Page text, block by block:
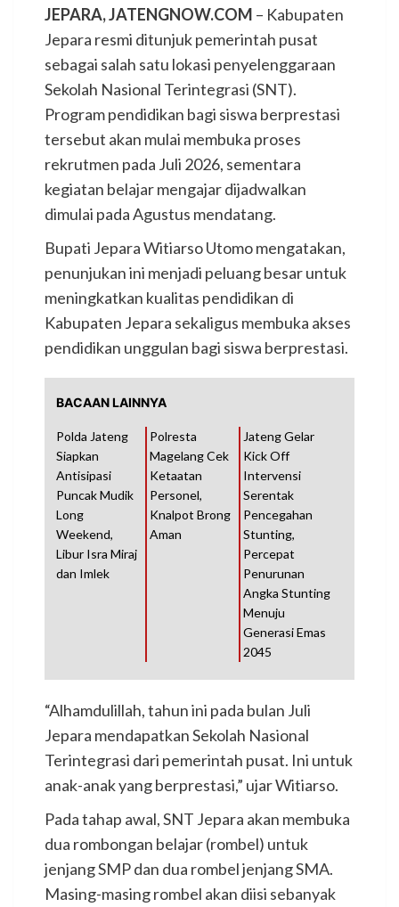
JEPARA, JATENGNOW.COM – Kabupaten
Jepara resmi ditunjuk pemerintah pusat
sebagai salah satu lokasi penyelenggaraan
Sekolah Nasional Terintegrasi (SNT).
Program pendidikan bagi siswa berprestasi
tersebut akan mulai membuka proses
rekrutmen pada Juli 2026, sementara
kegiatan belajar mengajar dijadwalkan
dimulai pada Agustus mendatang.
Bupati Jepara Witiarso Utomo mengatakan,
penunjukan ini menjadi peluang besar untuk
meningkatkan kualitas pendidikan di
Kabupaten Jepara sekaligus membuka akses
pendidikan unggulan bagi siswa berprestasi.
BACAAN LAINNYA
Polda Jateng
Siapkan
Antisipasi
Puncak Mudik
Long
Weekend,
Libur Isra Miraj
dan Imlek
Polresta
Magelang Cek
Ketaatan
Personel,
Knalpot Brong
Aman
Jateng Gelar
Kick Off
Intervensi
Serentak
Pencegahan
Stunting,
Percepat
Penurunan
Angka Stunting
Menuju
Generasi Emas
2045
“Alhamdulillah, tahun ini pada bulan Juli
Jepara mendapatkan Sekolah Nasional
Terintegrasi dari pemerintah pusat. Ini untuk
anak-anak yang berprestasi,” ujar Witiarso.
Pada tahap awal, SNT Jepara akan membuka
dua rombongan belajar (rombel) untuk
jenjang SMP dan dua rombel jenjang SMA.
Masing-masing rombel akan diisi sebanyak